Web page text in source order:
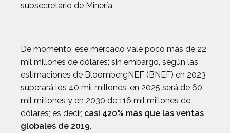
subsecretario de Minería
De momento, ese mercado vale poco más de 22
mil millones de dólares; sin embargo, según las
estimaciones de BloombergNEF (BNEF) en 2023
superará los 40 mil millones, en 2025 será de 60
mil millones y en 2030 de 116 mil millones de
dólares; es decir, casi 420% más que las ventas
globales de 2019.